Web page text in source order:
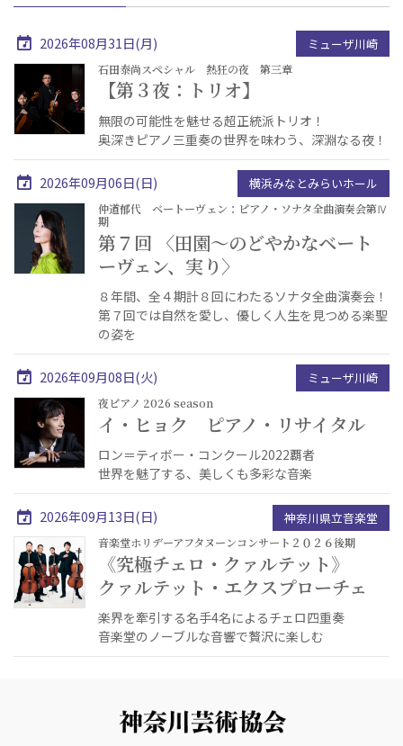
2026年08月31日(月) ミューザ川崎
石田泰尚スペシャル 熱狂の夜 第三章
【第３夜：トリオ】
無限の可能性を魅せる超正統派トリオ！
奥深きピアノ三重奏の世界を味わう、深淵なる夜！
2026年09月06日(日) 横浜みなとみらいホール
仲道郁代 ベートーヴェン：ピアノ・ソナタ全曲演奏会第Ⅳ
期
第７回 〈田園～のどやかなベート
ーヴェン、実り〉
８年間、全４期計８回にわたるソナタ全曲演奏会！
第７回では自然を愛し、優しく人生を見つめる楽聖
の姿を
2026年09月08日(火) ミューザ川崎
夜ピアノ 2026 season
イ・ヒョク ピアノ・リサイタル
ロン＝ティボー・コンクール2022覇者
世界を魅了する、美しくも多彩な音楽
2026年09月13日(日) 神奈川県立音楽堂
音楽堂ホリデーアフタヌーンコンサート２０２６後期
《究極チェロ・クァルテット》
クァルテット・エクスプローチェ
楽界を牽引する名手4名によるチェロ四重奏
音楽堂のノーブルな音響で贅沢に楽しむ